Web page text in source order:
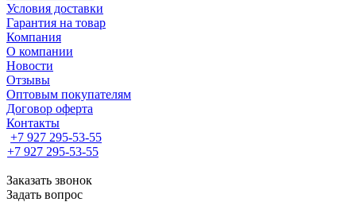
Условия доставки
Гарантия на товар
Компания
О компании
Новости
Отзывы
Оптовым покупателям
Договор оферта
Контакты
+7 927 295-53-55
+7 927 295-53-55
Заказать звонок
Задать вопрос